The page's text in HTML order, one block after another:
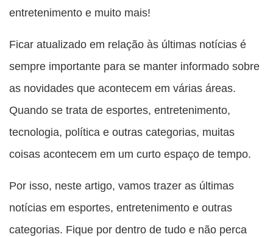
publicação
Facebook
publicação
Twitter
publicação
Messenger
WhatsApp
Email
entretenimento e muito mais!
Ficar atualizado em relação às últimas notícias é
sempre importante para se manter informado sobre
as novidades que acontecem em várias áreas.
Quando se trata de esportes, entretenimento,
tecnologia, política e outras categorias, muitas
coisas acontecem em um curto espaço de tempo.
Por isso, neste artigo, vamos trazer as últimas
notícias em esportes, entretenimento e outras
categorias. Fique por dentro de tudo e não perca